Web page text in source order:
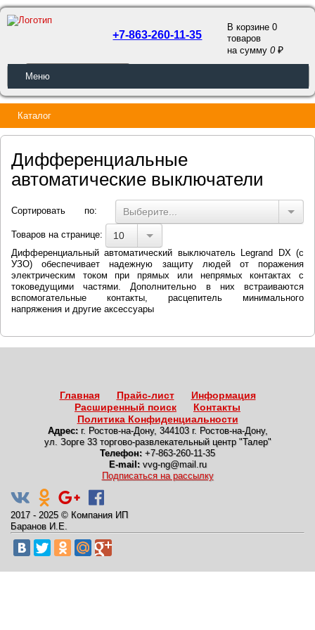
ОБРАТНЫЙ ЗВОНОК
+7-863-260-11-35
В корзине 0
товаров
на сумму0
Меню
Каталог
Дифференциальные
автоматические выключатели
Сортировать по: Выберите...
Товаров на странице: 10
Дифференциальный автоматический выключатель Legrand DX (с
УЗО) обеспечивает надежную защиту людей от поражения
электрическим током при прямых или непрямых контактах с
токоведущими частями. Дополнительно в них встраиваются
вспомогательные контакты, расцепитель минимального
напряжения и другие аксессуары
Главная Прайс-лист
Информация
Расширенный поиск
Контакты
Политика Конфиденциальности
Адрес: г. Ростов-на-Дону, 344103 г. Ростов-на-Дону,
ул. Зорге 33 торгово-развлекательный центр "Талер"
Телефон: +7-863-260-11-35
E-mail: vvg-ng@mail.ru
Подписаться на рассылку
2017 - 2025 © Компания ИП
Баранов И.Е.